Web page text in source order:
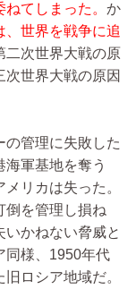
てしまった。 か
、世界を戦争に追
二次世界大戦の原
世界大戦の原因
の管理に失敗した
軍基地を奪う
リカは失った。
倒を管理し損ね
かねない脅威と
同様、1950年代
ロシア地域だ。